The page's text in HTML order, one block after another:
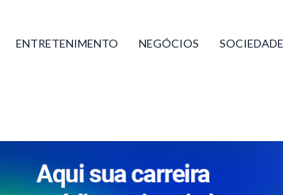
ENTRETENIMENTO NEGÓCIOS SOCIEDADE